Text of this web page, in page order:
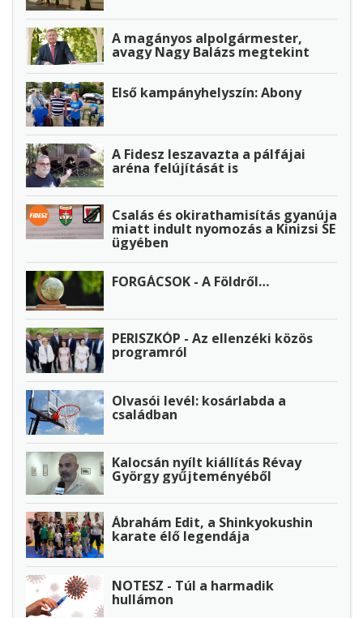
A magányos alpolgármester,
avagy Nagy Balázs megtekint
Első kampányhelyszín: Abony
A Fidesz leszavazta a pálfájai
aréna felújítását is
Csalás és okirathamisítás gyanúja
miatt indult nyomozás a Kinizsi SE
ügyében
FORGÁCSOK - A Földről…
PERISZKÓP - Az ellenzéki közös
programról
Olvasói levél: kosárlabda a
családban
Kalocsán nyílt kiállítás Révay
György gyűjteményéből
Ábrahám Edit, a Shinkyokushin
karate élő legendája
NOTESZ - Túl a harmadik
hullámon